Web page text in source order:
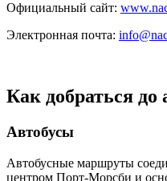
Официальный сайт:
Электронная почта:
Как добраться до
Автобусы
Автобусные маршруты
центром Порт-Морсби и